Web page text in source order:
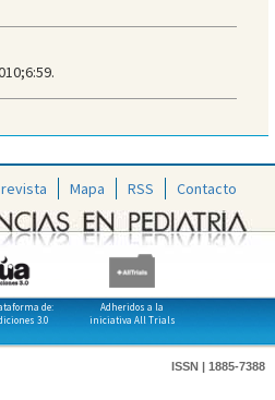
revista Mapa RSS Contacto
de:
3.0
Adheridos a la
iniciativa All Trials
ISSN | 1885-7388